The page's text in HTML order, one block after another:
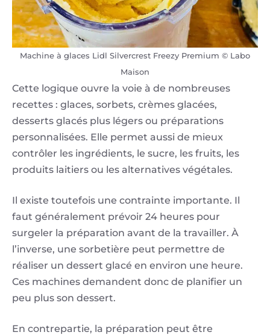
Machine à glaces Lidl Silvercrest Freezy Premium © Labo
Maison
Cette logique ouvre la voie à de nombreuses
recettes : glaces, sorbets, crèmes glacées,
desserts glacés plus légers ou préparations
personnalisées. Elle permet aussi de mieux
contrôler les ingrédients, le sucre, les fruits, les
produits laitiers ou les alternatives végétales.
Il existe toutefois une contrainte importante. Il
faut généralement prévoir 24 heures pour
surgeler la préparation avant de la travailler. À
l’inverse, une sorbetière peut permettre de
réaliser un dessert glacé en environ une heure.
Ces machines demandent donc de planifier un
peu plus son dessert.
En contrepartie, la préparation peut être